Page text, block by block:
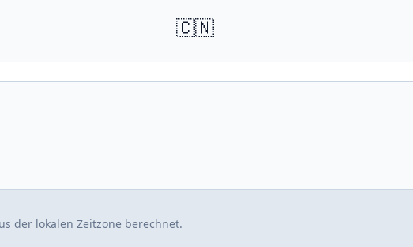
🇨🇳
der lokalen Zeitzone berechnet.